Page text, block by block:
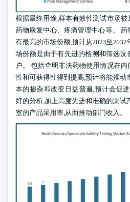
根据最终用途,样本有效性测试市场被
药物康复中心、疼痛管理中心等。 药
有最高的市场份额,预计从2023至2032
场份额是由于有先进的检测和筛选设
户。 包括查明非法药物使用情况在
性和可获得性得到提高,预计将能推动
本的掺杂和改变日益普遍,预计会促
好的分析,加上高度先进和准确的测试
室的产品采用率,从而推动部门收入。